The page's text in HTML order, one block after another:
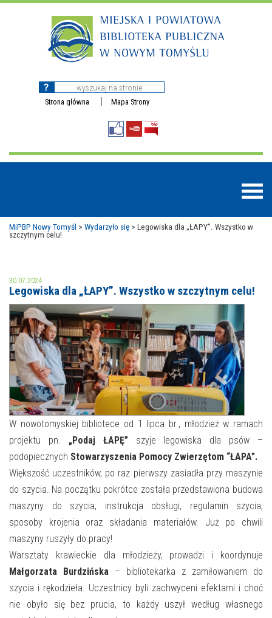
Strona główna Mapa Strony
MOJE KONTO
AKTUALNOŚCI
NAJBLIŻSZE WYDARZENIA
WYDARZENIA BIEŻĄCE
WYDARZYŁO SIĘ
NASZA OFERTA
STREFA WIEDZY O REGIONIE
STREFA KOLORU
FORMY STAŁE
NASZE FILIE
POLECANE STRONY
WYDARZENIA KULTURALNE
FOTO
E-INFORMATOR
O NAS
MiPBP Nowy Tomyśl > Wydarzyło się > Legowiska dla „ŁAPY”. Wszystko w
szczytnym celu!
30.07.2024
Legowiska dla „ŁAPY”. Wszystko w szczytnym celu!
W nowotomyskiej bibliotece od 1 lipca br., młodzież w ramach
projektu pn. „Podaj ŁAPĘ”szyje legowiska dla psów –
podopiecznych Stowarzyszenia Pomocy Zwierzętom “ŁAPA”.
Większość uczestników, po raz pierwszy zasiadła przy maszynie
do szycia. Na początku pokrótce została przedstawiona budowa
maszyny do szycia, instrukcja obsługi, regulamin szycia,
sposoby krojenia oraz składania materiałów. Już po chwili
maszyny ruszyły do pracy!
Warsztaty krawieckie dla młodzieży, prowadzi i koordynuje
Małgorzata Burdzińska – bibliotekarka z zamiłowaniem do
szycia i rękodzieła. Uczestnicy byli zachwyceni efektami i choć
nie obyło się bez prucia, to każdy uszył według własnego